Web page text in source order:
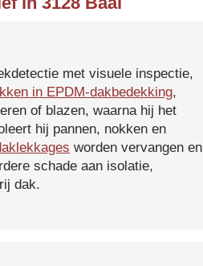
met visuele inspectie,
in EPDM-dakbedekking,
of blazen, waarna hij het
hij pannen, nokken en
worden vervangen en
schade aan isolatie,
dak.